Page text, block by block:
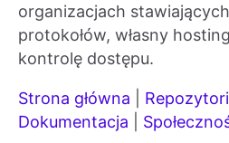
organizacjach
protokołów, własny
kontrolę dostępu.
Strona główna
Dokumentacja